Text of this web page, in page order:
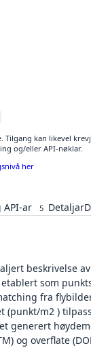
Tilgang kan likevel
og/eller API-nøklar.
her
API-ar 5 Detaljar
beskrivelse
som
fra
(punkt/m2 )
generert
og overflate